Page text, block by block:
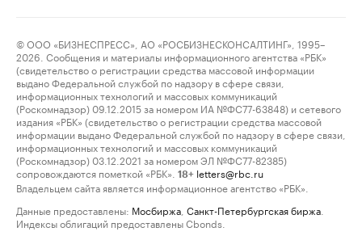
© ООО «БИЗНЕСПРЕСС», АО «РОСБИЗНЕСКОНСАЛТИНГ», 1995–
2026. Сообщения и материалы информационного агентства «РБК»
(свидетельство о регистрации средства массовой информации
выдано Федеральной службой по надзору в сфере связи,
информационных технологий и массовых коммуникаций
(Роскомнадзор) 09.12.2015 за номером ИА №ФС77-63848) и сетевого
издания «РБК» (свидетельство о регистрации средства массовой
информации выдано Федеральной службой по надзору в сфере связи,
информационных технологий и массовых коммуникаций
(Роскомнадзор) 03.12.2021 за номером ЭЛ №ФС77-82385)
сопровождаются пометкой «РБК».
18+ letters@rbc.ru
Владельцем сайта является информационное агентство «РБК».
Данные предоставлены: Мосбиржа Санкт-Петербургская биржа
Индексы облигаций предоставлены Cbonds.